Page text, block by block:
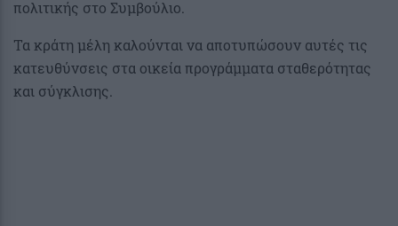
πολιτικής στο Συμβούλιο.
Τα κράτη μέλη καλούνται να αποτυπώσουν αυτές τις
κατευθύνσεις στα οικεία προγράμματα σταθερότητας
και σύγκλισης.